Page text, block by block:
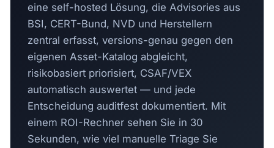
eine self-hosted Lösung, die Advisories aus
BSI, CERT-Bund, NVD und Herstellern
zentral erfasst, versions-genau gegen den
eigenen Asset-Katalog abgleicht,
risikobasiert priorisiert, CSAF/VEX
automatisch auswertet — und jede
Entscheidung auditfest dokumentiert. Mit
einem ROI-Rechner sehen Sie in 30
Sekunden, wie viel manuelle Triage Sie